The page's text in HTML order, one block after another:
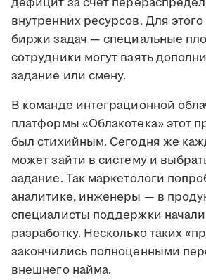
внутренних ресурсов. Для
биржи задач — специальные
сотрудники могут взять
задание или смену.
В команде интеграционной
платформы «Облакотека» этот
был стихийным. Сегодня же
может зайти в систему и
задание. Так маркетологи
аналитике, инженеры — в
специалисты поддержки начали
разработку. Несколько таких
закончились полноценными
внешнего найма.